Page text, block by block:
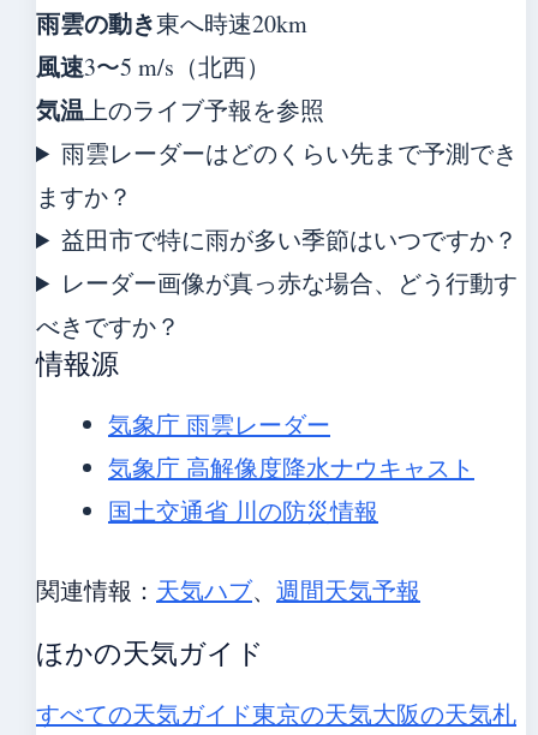
雨雲の動き東へ時速20km
風速3〜5 m/s（北西）
気温上のライブ予報を参照
雨雲レーダーはどのくらい先まで予測でき
ますか？
益田市で特に雨が多い季節はいつですか？
レーダー画像が真っ赤な場合、どう行動す
べきですか？
情報源
気象庁 雨雲レーダー
気象庁 高解像度降水ナウキャスト
国土交通省 川の防災情報
関連情報： 天気ハブ、 週間天気予報
ほかの天気ガイド
すべての天気ガイド東京の天気大阪の天気札